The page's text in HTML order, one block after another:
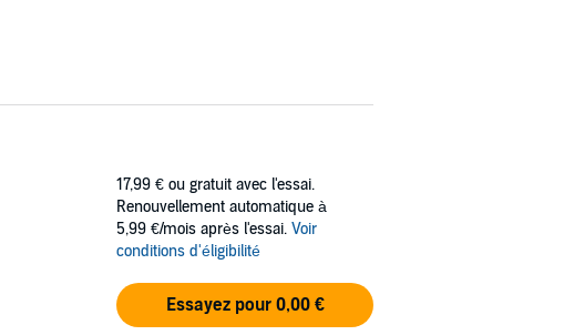
17,99 € ou gratuit avec l'essai.
Renouvellement automatique à
5,99 €/mois après l'essai. Voir
conditions d'éligibilité
Essayez pour 0,00 €